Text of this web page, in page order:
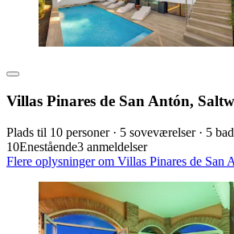
Villas Pinares de San Antón,
Plads til 10 personer · 5 soveværelser · 5
10Enestående3 anmeldelser
Flere oplysninger om Villas Pinares de